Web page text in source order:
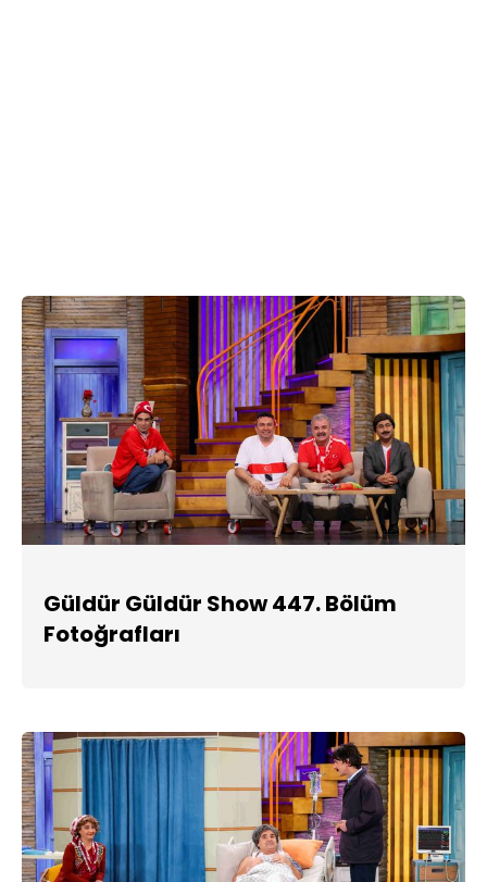
Güldür Güldür Show 447. Bölüm
Fotoğrafları